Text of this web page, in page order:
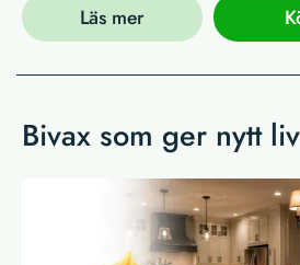
Läs mer
Bivax som ger nytt